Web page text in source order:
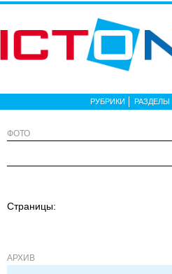
РУБРИКИ РАЗДЕЛЫ
ФОТО
Страницы:
АРХИВ